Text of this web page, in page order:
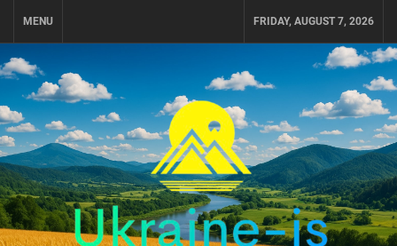
MENU FRIDAY, AUGUST 7, 2026